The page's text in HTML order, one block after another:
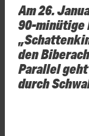
Am 26.
90-minütige
den
Parallel
durch